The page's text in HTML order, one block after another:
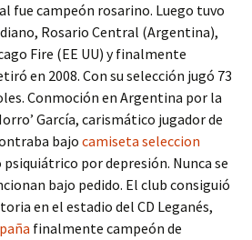
fue campeón rosarino. Luego tuvo
Rosario Central (Argentina),
Fire (EE UU) y finalmente
en 2008. Con su selección jugó 73
Conmoción en Argentina por la
García, carismático jugador de
bajo camiseta seleccion
por depresión. Nunca se
bajo pedido. El club consiguió
en el estadio del CD Leganés,
finalmente campeón de